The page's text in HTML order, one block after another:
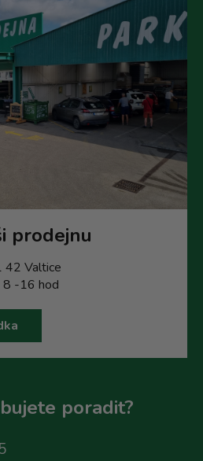
prodejnu
42 Valtice
8 -16 hod
poradit?